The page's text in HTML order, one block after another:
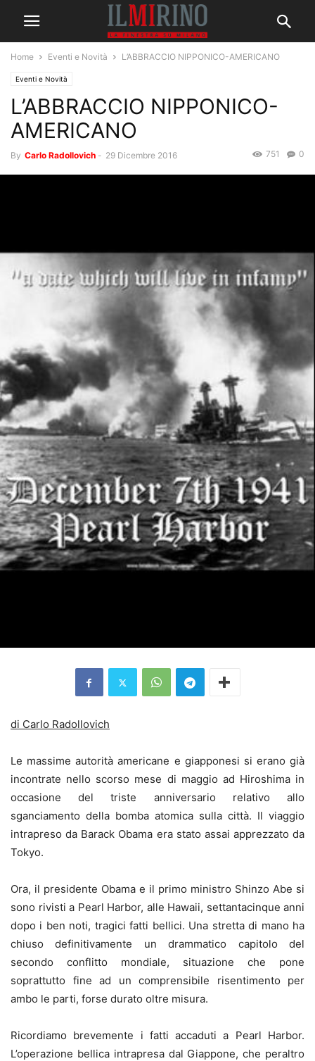
Home Eventi e Novità L’ABBRACCIO NIPPONICO-AMERICANO
Eventi e Novità
L’ABBRACCIO NIPPONICO-
AMERICANO
By Carlo Radollovich - 29 Dicembre 2016 0
751
di Carlo Radollovich
Le massime autorità americane e giapponesi si erano già
incontrate nello scorso mese di maggio ad Hiroshima in
occasione del triste anniversario relativo allo
sganciamento della bomba atomica sulla città. Il viaggio
intrapreso da Barack Obama era stato assai apprezzato da
Tokyo.
Ora, il presidente Obama e il primo ministro Shinzo Abe si
sono rivisti a Pearl Harbor, alle Hawaii, settantacinque anni
dopo i ben noti, tragici fatti bellici. Una stretta di mano ha
chiuso definitivamente un drammatico capitolo del
secondo conflitto mondiale, situazione che pone
soprattutto fine ad un comprensibile risentimento per
ambo le parti, forse durato oltre misura.
Ricordiamo brevemente i fatti accaduti a Pearl Harbor.
L’operazione bellica intrapresa dal Giappone, che peraltro